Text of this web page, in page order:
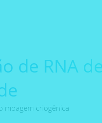
de RNA de
moagem criogênica